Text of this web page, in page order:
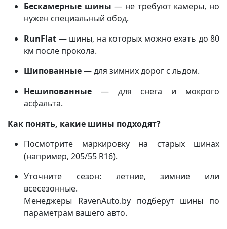
Бескамерные шины — не требуют камеры, но
нужен специальный обод.
RunFlat — шины, на которых можно ехать до 80
км после прокола.
Шипованные— для зимних дорог с льдом.
Нешипованные — для снега и мокрого
асфальта.
Как понять, какие шины подходят?
Посмотрите маркировку на старых шинах
(например, 205/55 R16).
Уточните сезон: летние, зимние или
всесезонные.
Менеджеры RavenAuto.by подберут шины по
параметрам вашего авто.